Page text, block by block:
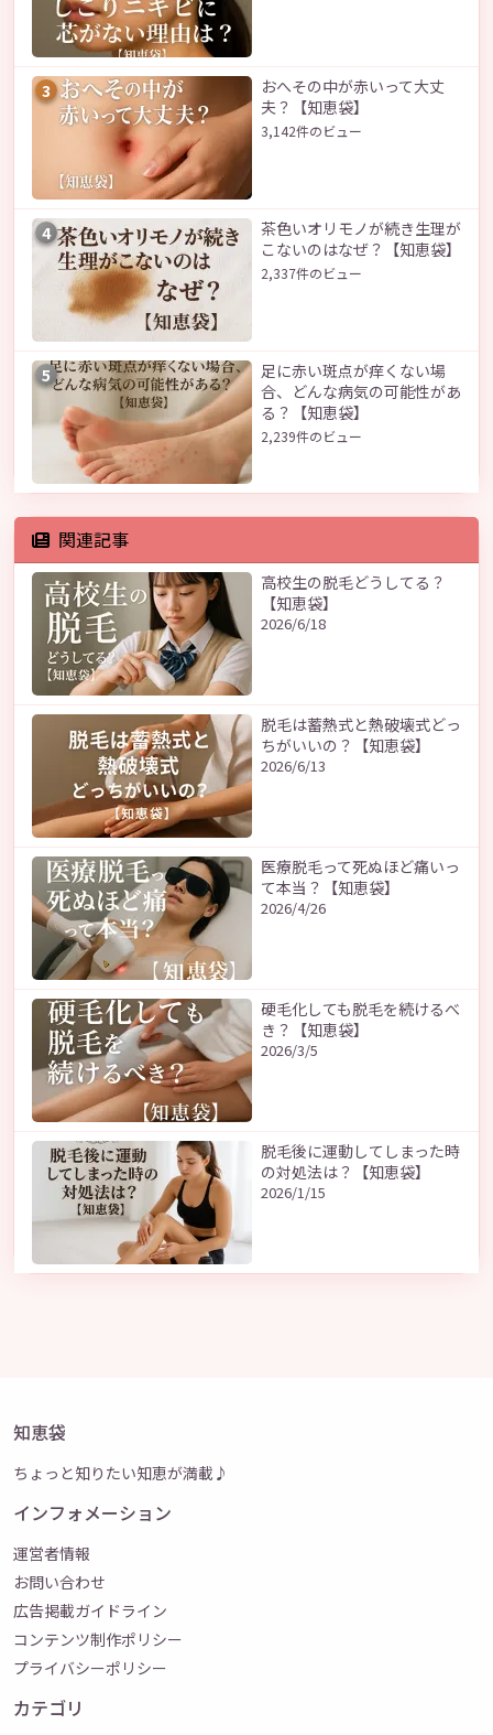
3
おへその中が赤いって大丈
夫？【知恵袋】
3,142件のビュー
4
茶色いオリモノが続き生理が
こないのはなぜ？【知恵袋】
2,337件のビュー
5
足に赤い斑点が痒くない場
合、どんな病気の可能性があ
る？【知恵袋】
2,239件のビュー
関連記事
高校生の脱毛どうしてる？
【知恵袋】
2026/6/18
脱毛は蓄熱式と熱破壊式どっ
ちがいいの？【知恵袋】
2026/6/13
医療脱毛って死ぬほど痛いっ
て本当？【知恵袋】
2026/4/26
硬毛化しても脱毛を続けるべ
き？【知恵袋】
2026/3/5
脱毛後に運動してしまった時
の対処法は？【知恵袋】
2026/1/15
知恵袋
ちょっと知りたい知恵が満載♪
インフォメーション
運営者情報
お問い合わせ
広告掲載ガイドライン
コンテンツ制作ポリシー
プライバシーポリシー
カテゴリ